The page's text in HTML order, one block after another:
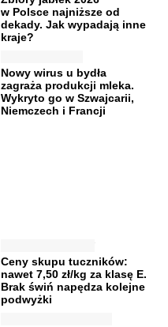
w Polsce najniższe od
dekady. Jak wypadają inne
kraje?
Nowy wirus u bydła
zagraża produkcji mleka.
Wykryto go w Szwajcarii,
Niemczech i Francji
Ceny skupu tuczników:
nawet 7,50 zł/kg za klasę E.
Brak świń napędza kolejne
podwyżki